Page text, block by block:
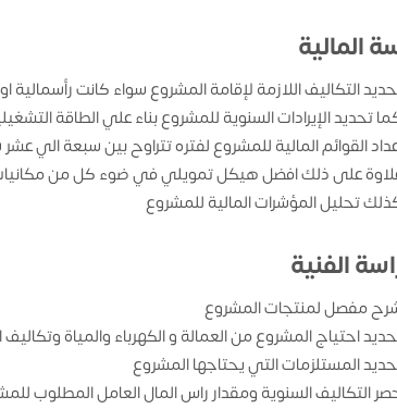
المالية
التكاليف اللازمة لإقامة المشروع سواء كانت رأسمالية
تحديد الإيرادات السنوية للمشروع بناء علي الطاقة
القوائم المالية للمشروع لفتره تتراوح بين سبعة الي
على ذلك افضل هيكل تمويلي في ضوء كل من
تحليل المؤشرات المالية للمشروع
الفنية
مفصل لمنتجات المشروع
احتياج المشروع من العمالة و الكهرباء والمياة وتكاليف
المستلزمات التي يحتاجها المشروع
التكاليف السنوية ومقدار راس المال العامل المطلوب